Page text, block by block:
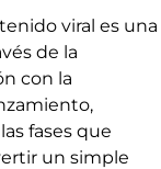
viral es una
de la
con la
fases que
un simple